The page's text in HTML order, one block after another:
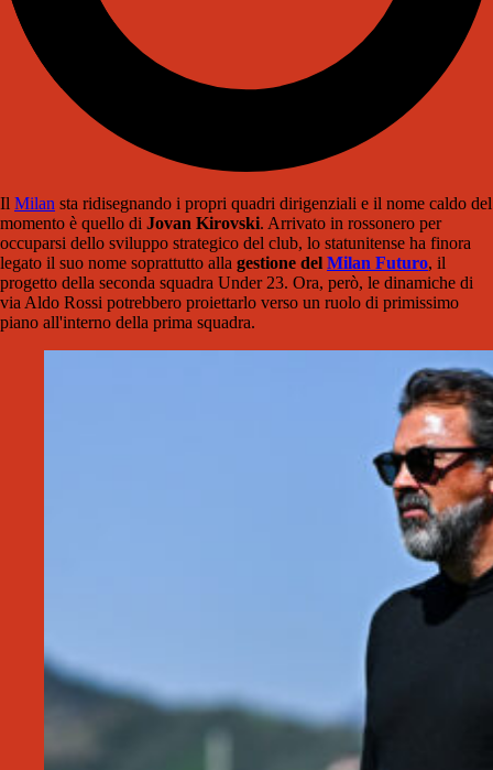
Il Milan sta ridisegnando i propri quadri dirigenziali e il nome caldo del
momento è quello di Jovan Kirovski. Arrivato in rossonero per
occuparsi dello sviluppo strategico del club, lo statunitense ha finora
legato il suo nome soprattutto alla gestione del Milan Futuro, il
progetto della seconda squadra Under 23. Ora, però, le dinamiche di
via Aldo Rossi potrebbero proiettarlo verso un ruolo di primissimo
piano all'interno della prima squadra.